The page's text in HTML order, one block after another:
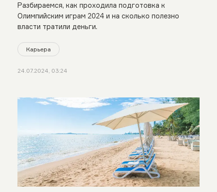
Разбираемся, как проходила подготовка к
Олимпийским играм 2024 и на сколько полезно
власти тратили деньги.
Карьера
24.07.2024, 03:24